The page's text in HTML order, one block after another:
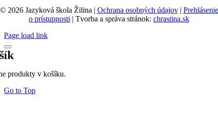
© 2026 Jazyková škola Žilina | Ochrana osobných údajov| Prehlásenie
o prístupnosti | Tvorba a správa stránok: chrastina.sk
Page load link
produkty v košíku.
Go to Top